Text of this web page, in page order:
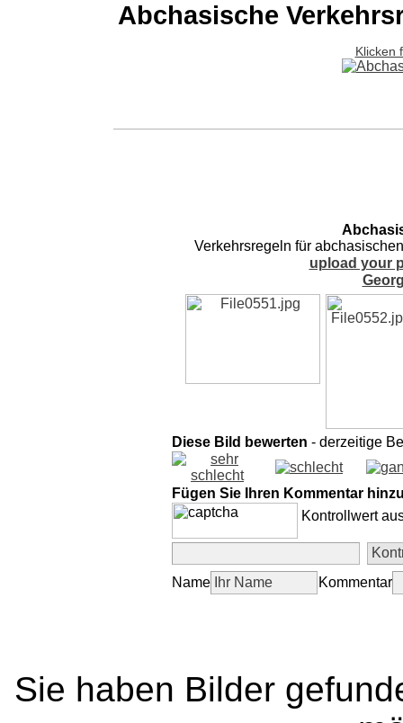
Abchasische
Klicken
Verkehrsregeln für
upload your
Diese Bild bewerten - derzeitige
Fügen Sie Ihren Kommentar
Kontrollwert
Name Kommentar
Sie haben Bilder